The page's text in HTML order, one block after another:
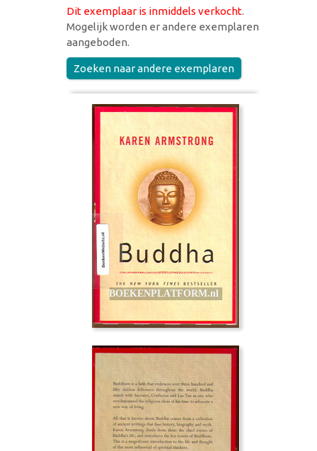
Dit exemplaar is inmiddels verkocht.
Mogelijk worden er andere exemplaren
aangeboden.
Zoeken naar andere exemplaren